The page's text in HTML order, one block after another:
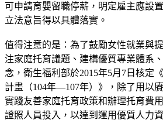
可申請育嬰留職停薪，明定雇主應設
立法意旨得以具體落實。
值得注意的是：為了鼓勵女性就業與
注家庭托育議題、建構優質專業體系
念，衛生福利部於2015年5月7日核定
計畫（104年—107年）》，除了用以
實踐友善家庭托育政策和辦理托育費
證照人員投入，以達到運用優質人力